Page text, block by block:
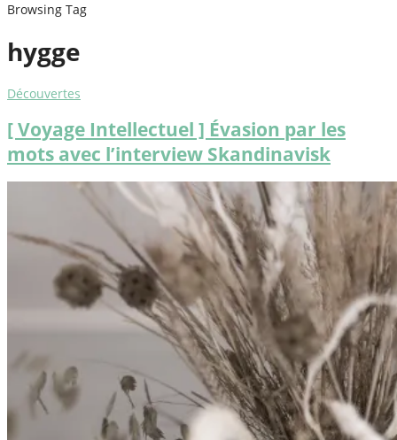
Browsing Tag
hygge
Découvertes
[ Voyage Intellectuel ] Évasion par les
mots avec l’interview Skandinavisk